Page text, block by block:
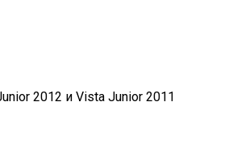
2012 и Vista Junior 2011